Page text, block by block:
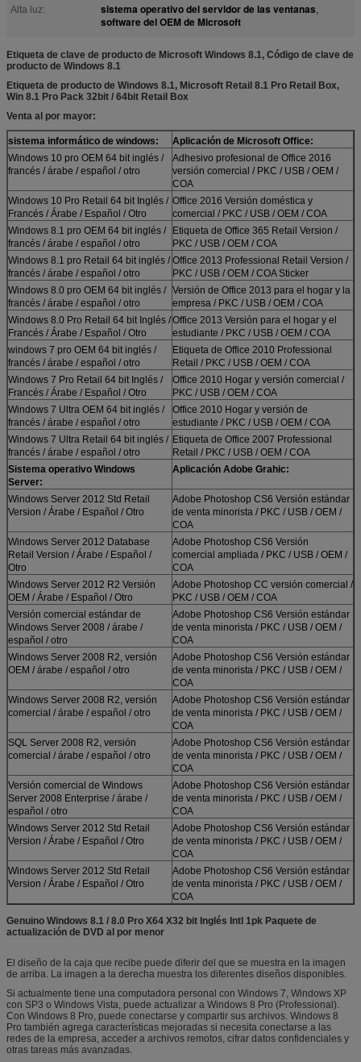
Alta luz:
sistema operativo del servidor de las ventanas,
software del OEM de Microsoft
Etiqueta de clave de producto de Microsoft Windows 8.1, Código de clave de
producto de Windows 8.1
Etiqueta de producto de Windows 8.1, Microsoft Retail 8.1 Pro Retail Box,
Win 8.1 Pro Pack 32bit / 64bit Retail Box
Venta al por mayor:
sistema informático de windows:
Aplicación de Microsoft Office:
Windows 10 pro OEM 64 bit inglés /
francés / árabe / español / otro
Adhesivo profesional de Office 2016
versión comercial / PKC / USB / OEM /
COA
Windows 10 Pro Retail 64 bit Inglés /
Francés / Árabe / Español / Otro
Office 2016 Versión doméstica y
comercial / PKC / USB / OEM / COA
Windows 8.1 pro OEM 64 bit inglés /
francés / árabe / español / otro
Etiqueta de Office 365 Retail Version /
PKC / USB / OEM / COA
Windows 8.1 pro Retail 64 bit inglés /
francés / árabe / español / otro
Office 2013 Professional Retail Version /
PKC / USB / OEM / COA Sticker
Windows 8.0 pro OEM 64 bit inglés /
francés / árabe / español / otro
Versión de Office 2013 para el hogar y la
empresa / PKC / USB / OEM / COA
Windows 8.0 Pro Retail 64 bit Inglés /
Francés / Árabe / Español / Otro
Office 2013 Versión para el hogar y el
estudiante / PKC / USB / OEM / COA
windows 7 pro OEM 64 bit inglés /
francés / árabe / español / otro
Etiqueta de Office 2010 Professional
Retail / PKC / USB / OEM / COA
Windows 7 Pro Retail 64 bit Inglés /
Francés / Árabe / Español / Otro
Office 2010 Hogar y versión comercial /
PKC / USB / OEM / COA
Windows 7 Ultra OEM 64 bit inglés /
francés / árabe / español / otro
Office 2010 Hogar y versión de
estudiante / PKC / USB / OEM / COA
Windows 7 Ultra Retail 64 bit inglés /
francés / árabe / español / otro
Etiqueta de Office 2007 Professional
Retail / PKC / USB / OEM / COA
Sistema operativo Windows
Server:
Aplicación Adobe Grahic:
Windows Server 2012 Std Retail
Version / Árabe / Español / Otro
Adobe Photoshop CS6 Versión estándar
de venta minorista / PKC / USB / OEM /
COA
Windows Server 2012 Database
Retail Version / Árabe / Español /
Otro
Adobe Photoshop CS6 Versión
comercial ampliada / PKC / USB / OEM /
COA
Windows Server 2012 R2 Versión
OEM / Árabe / Español / Otro
Adobe Photoshop CC versión comercial /
PKC / USB / OEM / COA
Versión comercial estándar de
Windows Server 2008 / árabe /
español / otro
Adobe Photoshop CS6 Versión estándar
de venta minorista / PKC / USB / OEM /
COA
Windows Server 2008 R2, versión
OEM / árabe / español / otro
Adobe Photoshop CS6 Versión estándar
de venta minorista / PKC / USB / OEM /
COA
Windows Server 2008 R2, versión
comercial / árabe / español / otro
Adobe Photoshop CS6 Versión estándar
de venta minorista / PKC / USB / OEM /
COA
SQL Server 2008 R2, versión
comercial / árabe / español / otro
Adobe Photoshop CS6 Versión estándar
de venta minorista / PKC / USB / OEM /
COA
Versión comercial de Windows
Server 2008 Enterprise / árabe /
español / otro
Adobe Photoshop CS6 Versión estándar
de venta minorista / PKC / USB / OEM /
COA
Windows Server 2012 Std Retail
Version / Árabe / Español / Otro
Adobe Photoshop CS6 Versión estándar
de venta minorista / PKC / USB / OEM /
COA
Windows Server 2012 Std Retail
Version / Árabe / Español / Otro
Adobe Photoshop CS6 Versión estándar
de venta minorista / PKC / USB / OEM /
COA
Genuino Windows 8.1 / 8.0 Pro X64 X32 bit Inglés Intl 1pk Paquete de
actualización de DVD al por menor
El diseño de la caja que recibe puede diferir del que se muestra en la imagen
de arriba. La imagen a la derecha muestra los diferentes diseños disponibles.
Si actualmente tiene una computadora personal con Windows 7, Windows XP
con SP3 o Windows Vista, puede actualizar a Windows 8 Pro (Professional).
Con Windows 8 Pro, puede conectarse y compartir sus archivos. Windows 8
Pro también agrega características mejoradas si necesita conectarse a las
redes de la empresa, acceder a archivos remotos, cifrar datos confidenciales y
otras tareas más avanzadas.